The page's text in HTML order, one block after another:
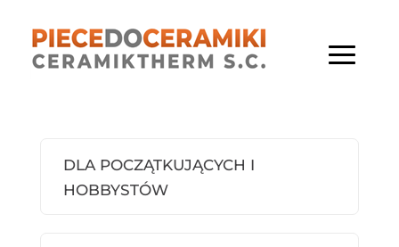
DLA POCZĄTKUJĄCYCH I
HOBBYSTÓW